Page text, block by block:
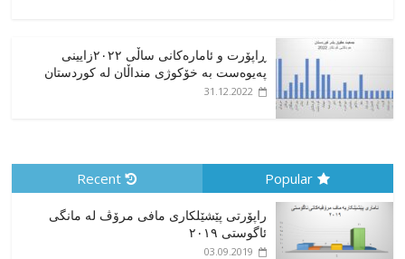
ڕاپۆرت و ئامارەکانی ساڵی ٢٠٢٢زایینی
پەیوەست بە خۆکوژی منداڵان لە کوردستان
31.12.2022
Popular
Recent
راپۆرتی پێشێلكاری مافی مرۆڤ له‌ مانگی
ئاگوستی ٢٠١٩
03.09.2019